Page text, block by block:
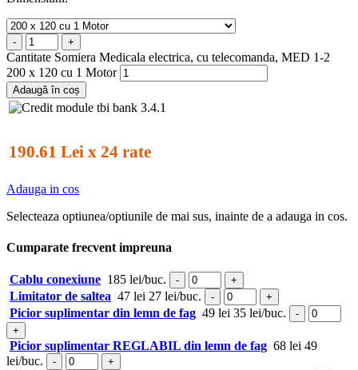
- +
Cantitate Somiera Medicala electrica, cu telecomanda, MED 1-2
200 x 120 cu 1 Motor
Adaugă în coș
190.61 Lei x 24 rate
Adauga in cos
Selecteaza optiunea/optiunile de mai sus, inainte de a adauga in cos.
Cumparate frecvent impreuna
Cablu conexiune 185 lei/buc. - +
Limitator de saltea 47 lei 27 lei/buc. - +
Picior suplimentar din lemn de fag 49 lei 35 lei/buc.
-
+
Picior suplimentar REGLABIL din lemn de fag 68 lei 49
lei/buc.
- +